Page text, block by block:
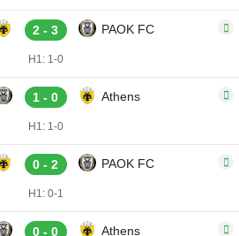
2 - 3 PAOK FC
H1: 1-0
1 - 0 Athens
H1: 1-0
0 - 2 PAOK FC
H1: 0-1
0 - 0 Athens